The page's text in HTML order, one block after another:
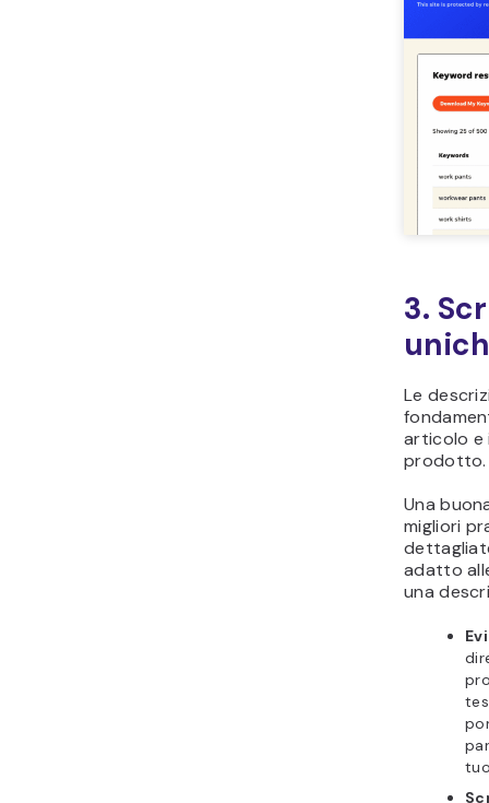
3.
Le
articolo e
prodotto.
Una
migliori
adatto
una